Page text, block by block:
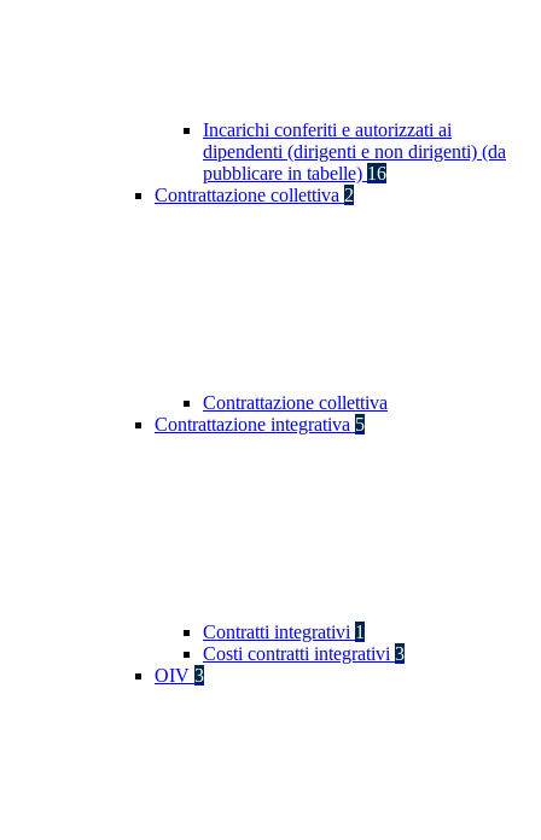
Incarichi conferiti e autorizzati ai
dipendenti (dirigenti e non dirigenti) (da
pubblicare in tabelle) 16
Contrattazione collettiva 2
Contrattazione collettiva
Contrattazione integrativa 5
Contratti integrativi 1
Costi contratti integrativi 3
OIV 3